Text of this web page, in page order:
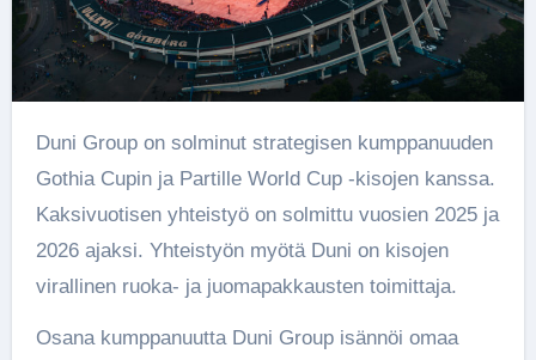
Duni Group on solminut strategisen kumppanuuden
Gothia Cupin ja Partille World Cup -kisojen kanssa.
Kaksivuotisen yhteistyö on solmittu vuosien 2025 ja
2026 ajaksi. Yhteistyön myötä Duni on kisojen
virallinen ruoka- ja juomapakkausten toimittaja.
Osana kumppanuutta Duni Group isännöi omaa